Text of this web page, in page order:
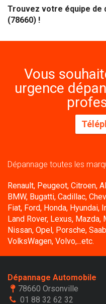
Trouvez votre équipe de
(78660) !
Vous
urgence
Dépannage toutes les
Renault, Peugeot, Citroen,
BMW, Bugatti, Cadillac,
Fiat, Ford, Honda, Hyundai,
Land Rover, Lexus,
Nissan, Opel, Porsche,
VolksWagen, Volvo,...etc.
Dépannage Automobile
78660 Orsonville
01 88 32 62 32